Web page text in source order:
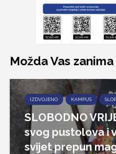
Možda Vas
IZDVOJENO KAMPUS
SLOBODNO
svog pustolova i
svijet prepun